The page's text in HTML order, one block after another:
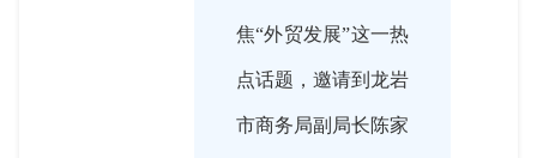
焦“外贸发展”这一热
点话题，邀请到龙岩
市商务局副局长陈家